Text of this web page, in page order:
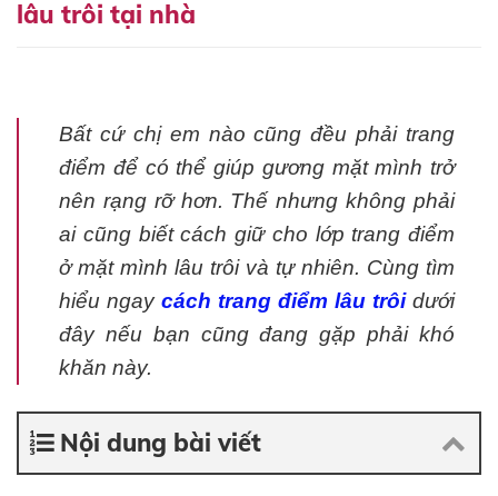
lâu trôi tại nhà
Bất cứ chị em nào cũng đều phải trang
điểm để có thể giúp gương mặt mình trở
nên rạng rỡ hơn. Thế nhưng không phải
ai cũng biết cách giữ cho lớp trang điểm
ở mặt mình lâu trôi và tự nhiên. Cùng tìm
hiểu ngay cách trang điểm lâu trôidưới
đây nếu bạn cũng đang gặp phải khó
khăn này.
Nội dung bài viết